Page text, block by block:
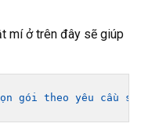
mí ở trên đây sẽ giúp
gói theo yêu cầu